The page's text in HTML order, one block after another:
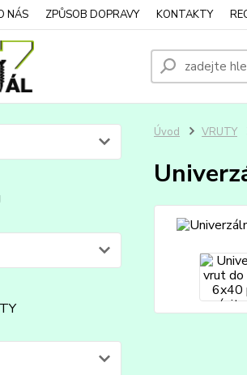
NÁS ZPŮSOB DOPRAVY KONTAKTY
Úvod VRUTY